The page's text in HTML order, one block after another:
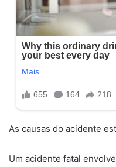
As causas do acidente
Um acidente fatal